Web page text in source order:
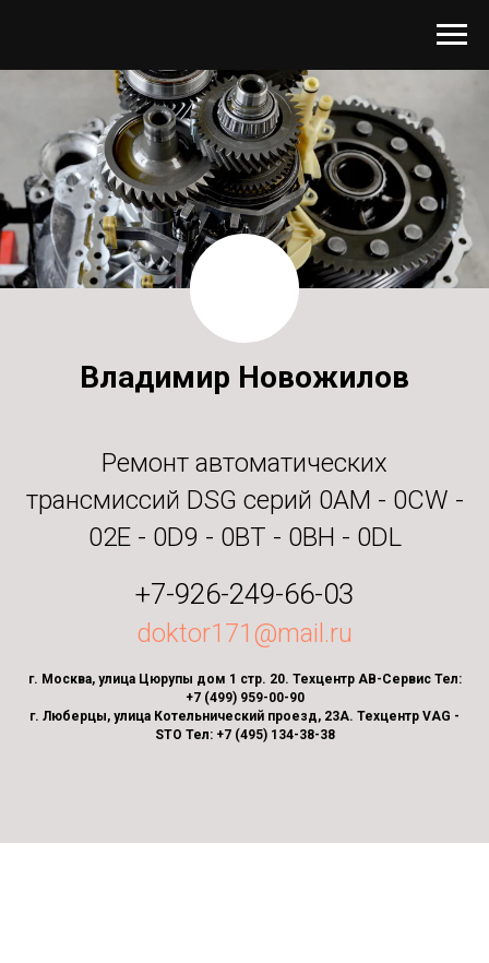
Владимир Новожилов
Ремонт автоматических
трансмиссий DSG серий 0AM - 0CW -
02E - 0D9 - 0BT - 0BH - 0DL
+7-926-249-66-03
doktor171@mail.ru
г. Москва, улица Цюрупы дом 1 стр. 20. Техцентр АВ-Сервис Тел:
+7 (499) 959-00-90
г. Люберцы, улица Котельнический проезд, 23А. Техцентр VAG -
STO Тел: +7 (495) 134-38-38